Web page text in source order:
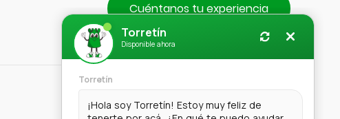
Cuéntanos tu experiencia